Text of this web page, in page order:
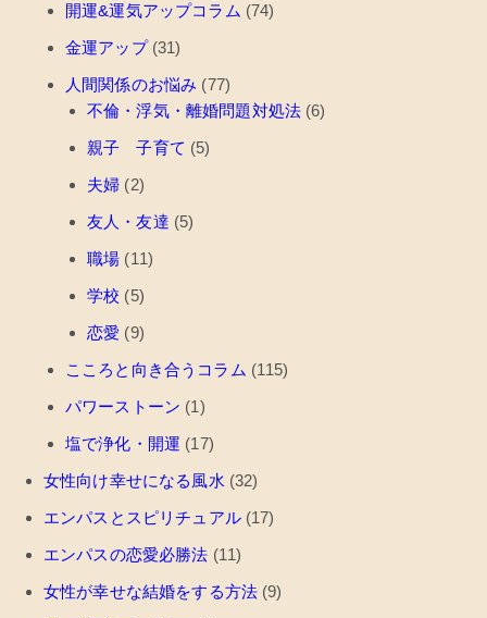
開運&運気アップコラム (74)
金運アップ(31)
人間関係のお悩み (77)
不倫・浮気・離婚問題対処法(6)
親子 子育て (5)
夫婦 (2)
友人・友達 (5)
職場 (11)
学校 (5)
恋愛 (9)
こころと向き合うコラム (115)
パワーストーン (1)
塩で浄化・開運 (17)
女性向け幸せになる風水 (32)
エンパスとスピリチュアル(17)
エンパスの恋愛必勝法 (11)
女性が幸せな結婚をする方法(9)